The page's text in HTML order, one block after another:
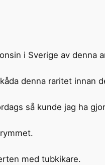
i Sverige av denna
denna raritet innan
så kunde jag ha
med tubkikare.